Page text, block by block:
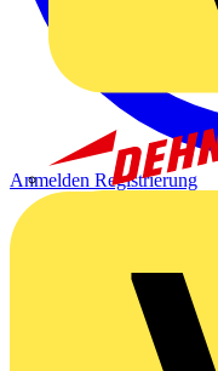
Anmelden Registrierung